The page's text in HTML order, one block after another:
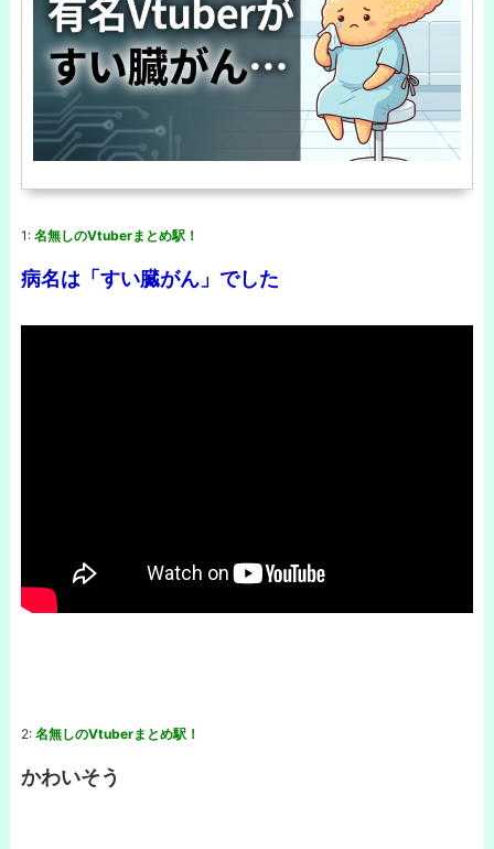
1: 名無しのVtuberまとめ駅！
病名は「すい臓がん」でした
2: 名無しのVtuberまとめ駅！
かわいそう